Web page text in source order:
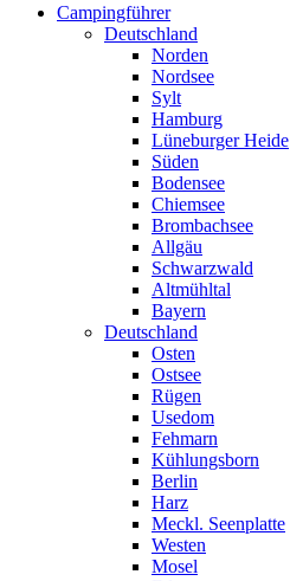
Campingführer
Deutschland
Norden
Nordsee
Sylt
Hamburg
Lüneburger Heide
Süden
Bodensee
Chiemsee
Brombachsee
Allgäu
Schwarzwald
Altmühltal
Bayern
Deutschland
Osten
Ostsee
Rügen
Usedom
Fehmarn
Kühlungsborn
Berlin
Harz
Meckl. Seenplatte
Westen
Mosel